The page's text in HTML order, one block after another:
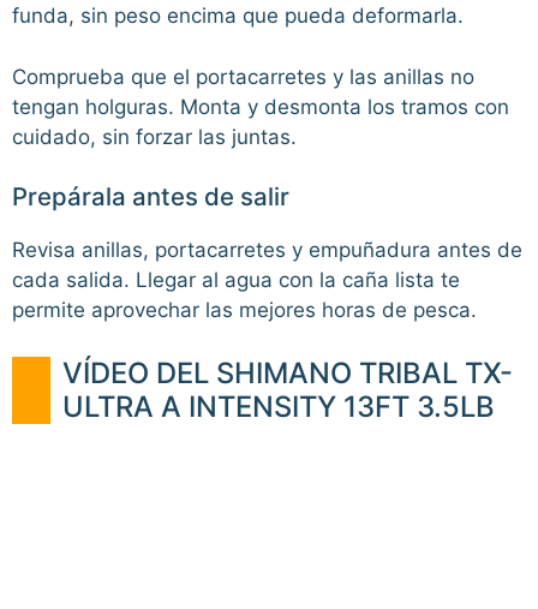
funda, sin peso encima que pueda deformarla.
Comprueba que el portacarretes y las anillas no
tengan holguras. Monta y desmonta los tramos con
cuidado, sin forzar las juntas.
Prepárala antes de salir
Revisa anillas, portacarretes y empuñadura antes de
cada salida. Llegar al agua con la caña lista te
permite aprovechar las mejores horas de pesca.
VÍDEO DEL SHIMANO TRIBAL TX-
ULTRA A INTENSITY 13FT 3.5LB